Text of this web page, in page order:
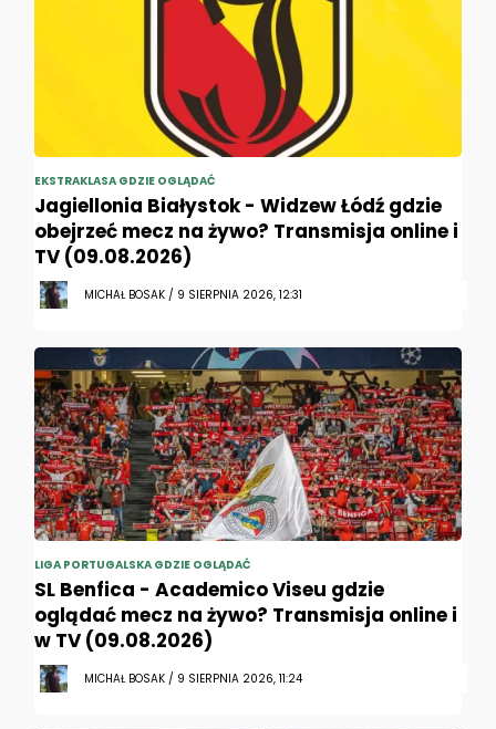
EKSTRAKLASA GDZIE OGLĄDAĆ
Jagiellonia Białystok - Widzew Łódź gdzie
obejrzeć mecz na żywo? Transmisja online i
TV (09.08.2026)
MICHAŁ BOSAK / 9 SIERPNIA 2026, 12:31
LIGA PORTUGALSKA GDZIE OGLĄDAĆ
SL Benfica - Academico Viseu gdzie
oglądać mecz na żywo? Transmisja online i
w TV (09.08.2026)
MICHAŁ BOSAK / 9 SIERPNIA 2026, 11:24